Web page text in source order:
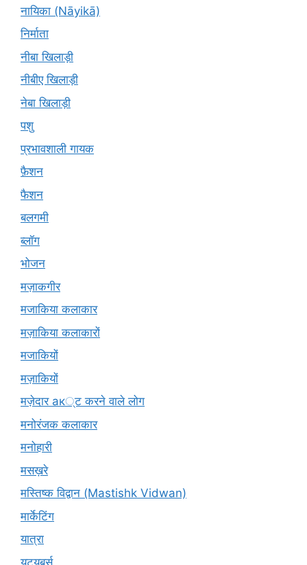
नायिका (Nāyikā)
निर्माता
नीबा खिलाड़ी
नीबीए खिलाड़ी
नेबा खिलाड़ी
पशु
प्रभावशाली गायक
फ़ैशन
फैशन
बलगमी
ब्लॉग
भोजन
मज़ाकगीर
मजाकिया कलाकार
मज़ाकिया कलाकारों
मजाकियों
मज़ाकियों
मज़ेदार ак्ट करने वाले लोग
मनोरंजक कलाकार
मनोहारी
मसख़रे
मस्तिष्क विद्वान (Mastishk Vidwan)
मार्केटिंग
यात्रा
यूटयूबर्स